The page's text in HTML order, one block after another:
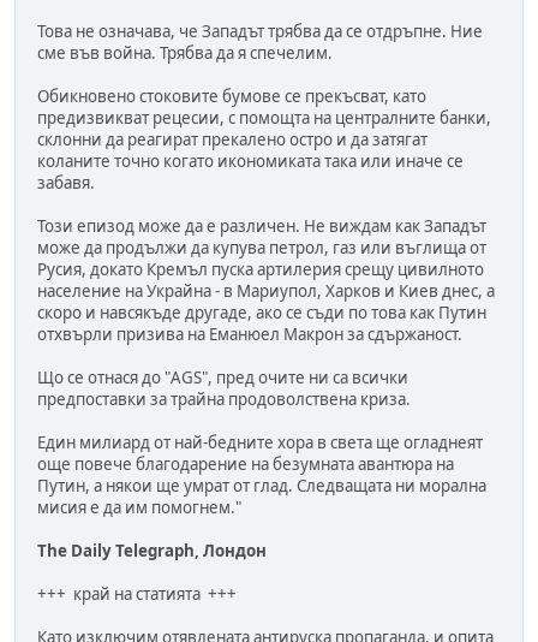
Това не означава, че Западът трябва да се отдръпне. Ние
сме във война. Трябва да я спечелим.
Обикновено стоковите бумове се прекъсват, като
предизвикват рецесии, с помощта на централните банки,
склонни да реагират прекалено остро и да затягат
коланите точно когато икономиката така или иначе се
забавя.
Този епизод може да е различен. Не виждам как Западът
може да продължи да купува петрол, газ или въглища от
Русия, докато Кремъл пуска артилерия срещу цивилното
население на Украйна - в Мариупол, Харков и Киев днес, а
скоро и навсякъде другаде, ако се съди по това как Путин
отхвърли призива на Еманюел Макрон за сдържаност.
Що се отнася до "AGS", пред очите ни са всички
предпоставки за трайна продоволствена криза.
Един милиард от най-бедните хора в света ще огладнеят
още повече благодарение на безумната авантюра на
Путин, а някои ще умрат от глад. Следващата ни морална
мисия е да им помогнем."
The Daily Telegraph, Лондон
+++ край на статията +++
Като изключим отявлената антируска пропаганда, и опита